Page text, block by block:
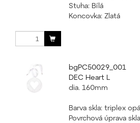
Stuha: Bílá
Koncovka: Zlatá
bgPC50029_001
DEC Heart L
dia. 160mm
Barva skla: triplex
Povrchová úprava